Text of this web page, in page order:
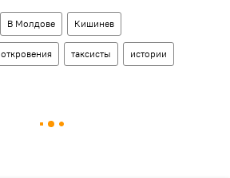
В Молдове Кишинев
откровения таксисты истории